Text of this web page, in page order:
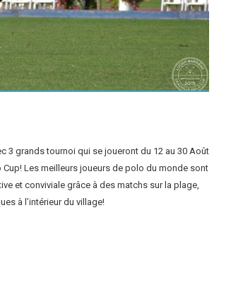
3 grands tournoi qui se joueront du 12 au 30 Août
Cup! Les meilleurs joueurs de polo du monde sont
et conviviale grâce à des matchs sur la plage,
à l’intérieur du village!